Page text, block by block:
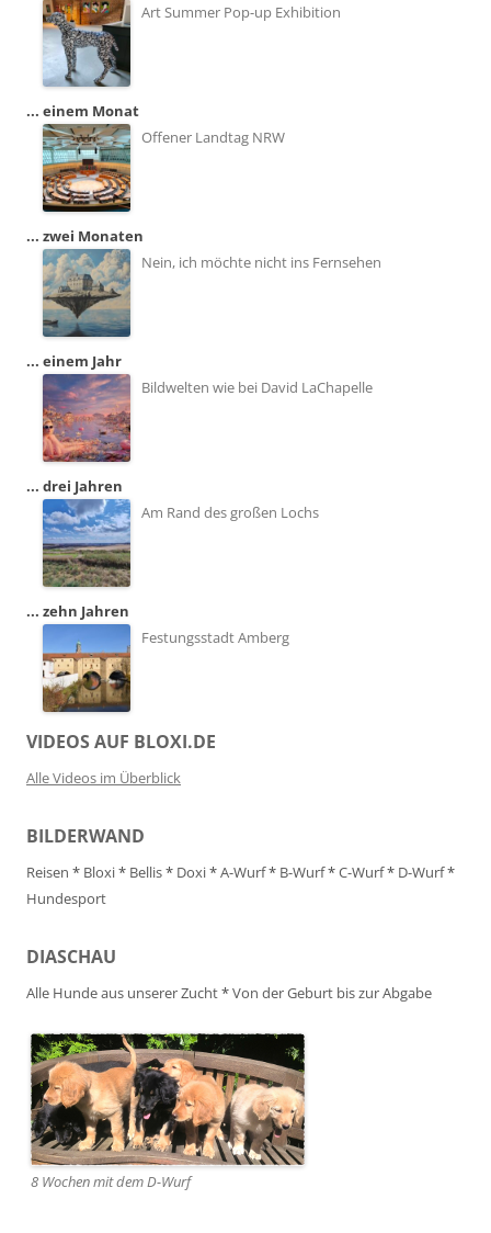
Art Summer Pop-up Exhibition
... einem Monat
Offener Landtag NRW
... zwei Monaten
Nein, ich möchte nicht ins Fernsehen
... einem Jahr
Bildwelten wie bei David LaChapelle
... drei Jahren
Am Rand des großen Lochs
... zehn Jahren
Festungsstadt Amberg
VIDEOS AUF BLOXI.DE
Alle Videos im Überblick
BILDERWAND
Reisen * Bloxi* Bellis* Doxi*A-Wurf* B-Wurf*C-Wurf* D-Wurf*
Hundesport
DIASCHAU
Alle Hunde aus unserer Zucht*Von der Geburt bis zur Abgabe
8 Wochen mit dem D-Wurf